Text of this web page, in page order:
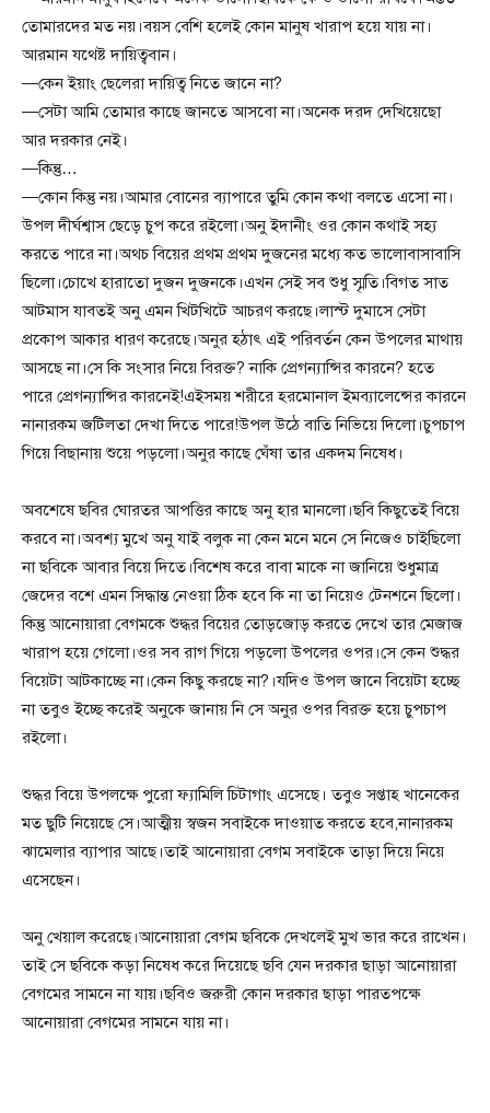
তোমারদের মত নয়।বয়স বেশি হলেই কোন মানুষ খারাপ হয়ে যায় না।
আরমান যথেষ্ট দায়িত্ববান।
—কেন ইয়াং ছেলেরা দায়িত্ব নিতে জানে না?
—সেটা আমি তোমার কাছে জানতে আসবো না।অনেক দরদ দেখিয়েছো
আর দরকার নেই।
—কিন্তু…
—কোন কিন্তু নয়।আমার বোনের ব্যাপারে তুমি কোন কথা বলতে এসো না।
উপল দীর্ঘশ্বাস ছেড়ে চুপ করে রইলো।অনু ইদানীং ওর কোন কথাই সহ্য
করতে পারে না।অথচ বিয়ের প্রথম প্রথম দুজনের মধ্যে কত ভালোবাসাবাসি
ছিলো।চোখে হারাতো দুজন দুজনকে।এখন সেই সব শুধু স্মৃতি।বিগত সাত
আটমাস যাবতই অনু এমন খিটখিটে আচরণ করছে।লাস্ট দুমাসে সেটা
প্রকোপ আকার ধারণ করেছে।অনুর হঠাৎ এই পরিবর্তন কেন উপলের মাথায়
আসছে না।সে কি সংসার নিয়ে বিরক্ত? নাকি প্রেগন্যান্সির কারনে? হতে
পারে প্রেগন্যান্সির কারনেই!এইসময় শরীরে হরমোনাল ইমব্যালেন্সের কারনে
নানারকম জটিলতা দেখা দিতে পারে!উপল উঠে বাতি নিভিয়ে দিলো।চুপচাপ
গিয়ে বিছানায় শুয়ে পড়লো।অনুর কাছে ঘেঁষা তার একদম নিষেধ।
অবশেষে ছবির ঘোরতর আপত্তির কাছে অনু হার মানলো।ছবি কিছুতেই বিয়ে
করবে না।অবশ্য মুখে অনু যাই বলুক না কেন মনে মনে সে নিজেও চাইছিলো
না ছবিকে আবার বিয়ে দিতে।বিশেষ করে বাবা মাকে না জানিয়ে শুধুমাত্র
জেদের বশে এমন সিদ্ধান্ত নেওয়া ঠিক হবে কি না তা নিয়েও টেনশনে ছিলো।
কিন্তু আনোয়ারা বেগমকে শুদ্ধর বিয়ের তোড়জোড় করতে দেখে তার মেজাজ
খারাপ হয়ে গেলো।ওর সব রাগ গিয়ে পড়লো উপলের ওপর।সে কেন শুদ্ধর
বিয়েটা আটকাচ্ছে না।কেন কিছু করছে না?।যদিও উপল জানে বিয়েটা হচ্ছে
না তবুও ইচ্ছে করেই অনুকে জানায় নি সে অনুর ওপর বিরক্ত হয়ে চুপচাপ
রইলো।
শুদ্ধর বিয়ে উপলক্ষে পুরো ফ্যামিলি চিটাগাং এসেছে। তবুও সপ্তাহ খানেকের
মত ছুটি নিয়েছে সে।আত্মীয় স্বজন সবাইকে দাওয়াত করতে হবে,নানারকম
ঝামেলার ব্যাপার আছে।তাই আনোয়ারা বেগম সবাইকে তাড়া দিয়ে নিয়ে
এসেছেন।
অনু খেয়াল করেছে।আনোয়ারা বেগম ছবিকে দেখলেই মুখ ভার করে রাখেন।
তাই সে ছবিকে কড়া নিষেধ করে দিয়েছে ছবি যেন দরকার ছাড়া আনোয়ারা
বেগমের সামনে না যায়।ছবিও জরুরী কোন দরকার ছাড়া পারতপক্ষে
আনোয়ারা বেগমের সামনে যায় না।